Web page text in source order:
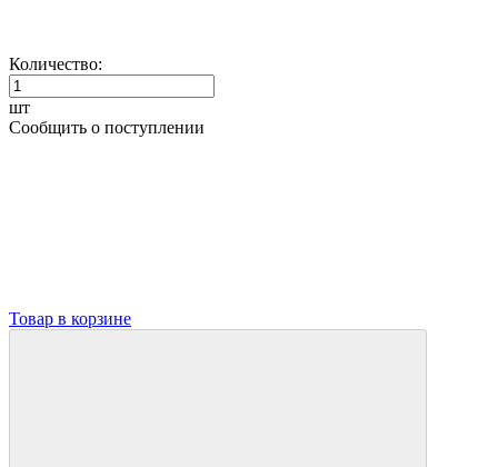
Количество:
шт
Сообщить о поступлении
Товар в корзине